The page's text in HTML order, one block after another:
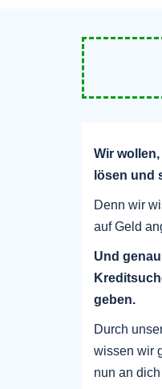
Wir
lösen und
Denn wir
auf Geld
Und
geben.
Durch
wissen wir
nun an